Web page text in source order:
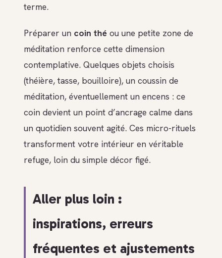
terme.
Préparer un coin thé ou une petite zone de
méditation renforce cette dimension
contemplative. Quelques objets choisis
(théière, tasse, bouilloire), un coussin de
méditation, éventuellement un encens : ce
coin devient un point d’ancrage calme dans
un quotidien souvent agité. Ces micro-rituels
transforment votre intérieur en véritable
refuge, loin du simple décor figé.
Aller plus loin :
inspirations, erreurs
fréquentes et ajustements